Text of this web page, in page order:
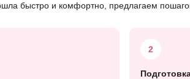
быстро и комфортно, предлагаем
2